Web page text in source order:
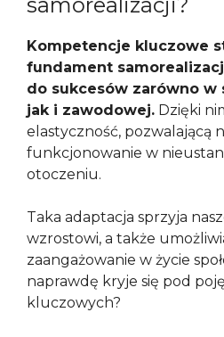
samorealizacji?
Kompetencje kluczowe
fundament
do sukcesów zarówno w
jak i zawodowej. Dzięki
elastyczność, pozwalającą
funkcjonowanie w
otoczeniu.
Taka adaptacja sprzyja
wzrostowi, a także
zaangażowanie w życie
naprawdę kryje się pod
kluczowych?